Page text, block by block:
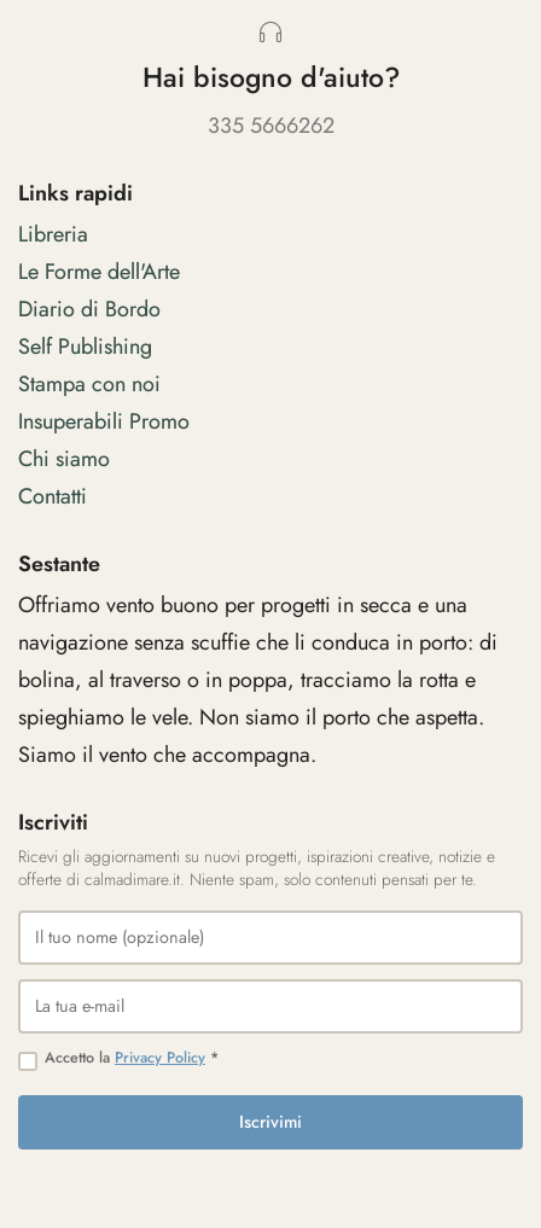
Hai bisogno d'aiuto?
335 5666262
Links rapidi
Libreria
Le Forme dell'Arte
Diario di Bordo
Self Publishing
Stampa con noi
Insuperabili Promo
Chi siamo
Contatti
Sestante
Offriamo vento buono per progetti in secca e una
navigazione senza scuffie che li conduca in porto: di
bolina, al traverso o in poppa, tracciamo la rotta e
spieghiamo le vele. Non siamo il porto che aspetta.
Siamo il vento che accompagna.
Iscriviti
Ricevi gli aggiornamenti su nuovi progetti, ispirazioni creative, notizie e
offerte di calmadimare.it. Niente spam, solo contenuti pensati per te.
Accetto la Privacy Policy *
Iscrivimi